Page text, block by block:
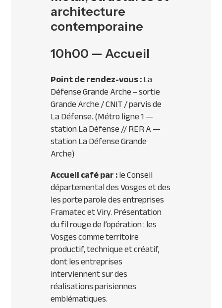
architecture
contemporaine
10h00 — Accueil
Point de rendez-vous :La
Défense Grande Arche – sortie
Grande Arche / CNIT / parvis de
La Défense. (Métro ligne 1 —
station La Défense // RER A —
station La Défense Grande
Arche)
Accueil café par :le Conseil
départemental des Vosges et des
les porte parole des entreprises
Framatec et Viry. Présentation
du fil rouge de l’opération : les
Vosges comme territoire
productif, technique et créatif,
dont les entreprises
interviennent sur des
réalisations parisiennes
emblématiques.